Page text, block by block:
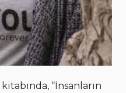
kitabında, “İnsanların